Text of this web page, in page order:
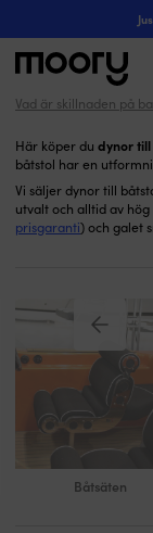
efter:
Dynor
Vad är skillnaden på
Här köper du dynor
båtstol har en
Vi säljer dynor till
utvalt och alltid av
prisgaranti) och galet
Båtsäten